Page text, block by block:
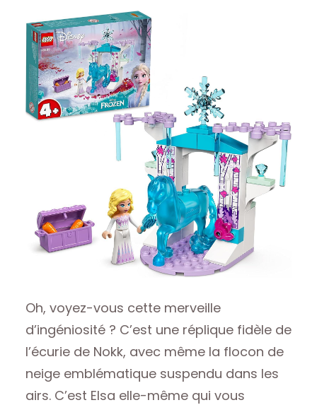
Oh, voyez-vous cette merveille
d’ingéniosité ? C’est une réplique fidèle de
l’écurie de Nokk, avec même la flocon de
neige emblématique suspendu dans les
airs. C’est Elsa elle-même qui vous